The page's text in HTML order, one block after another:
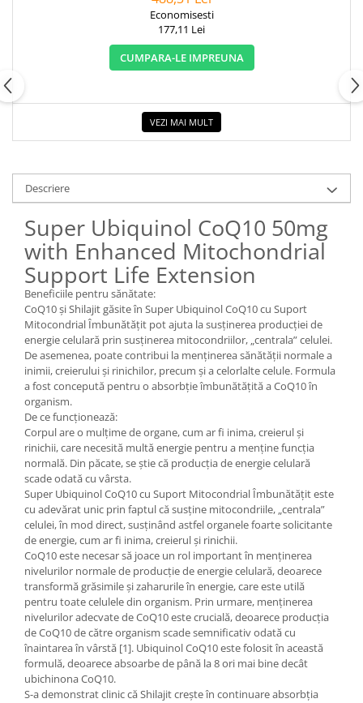
Economisesti
177,11 Lei
CUMPARA-LE IMPREUNA
VEZI MAI MULT
Descriere
Super Ubiquinol CoQ10 50mg
with Enhanced Mitochondrial
Support Life Extension
Beneficiile pentru sănătate:
CoQ10 și Shilajit găsite în Super Ubiquinol CoQ10 cu Suport
Mitocondrial Îmbunătățit pot ajuta la susținerea producției de
energie celulară prin susținerea mitocondriilor, „centrala” celulei.
De asemenea, poate contribui la menținerea sănătății normale a
inimii, creierului și rinichilor, precum și a celorlalte celule. Formula
a fost concepută pentru o absorbție îmbunătățită a CoQ10 în
organism.
De ce funcționează:
Corpul are o mulțime de organe, cum ar fi inima, creierul și
rinichii, care necesită multă energie pentru a menține funcția
normală. Din păcate, se știe că producția de energie celulară
scade odată cu vârsta.
Super Ubiquinol CoQ10 cu Suport Mitocondrial Îmbunătățit este
cu adevărat unic prin faptul că susține mitocondriile, „centrala”
celulei, în mod direct, susținând astfel organele foarte solicitante
de energie, cum ar fi inima, creierul și rinichii.
CoQ10 este necesar să joace un rol important în menținerea
nivelurilor normale de producție de energie celulară, deoarece
transformă grăsimile și zaharurile în energie, care este utilă
pentru toate celulele din organism. Prin urmare, menținerea
nivelurilor adecvate de CoQ10 este crucială, deoarece producția
de CoQ10 de către organism scade semnificativ odată cu
înaintarea în vârstă [1]. Ubiquinol CoQ10 este folosit în această
formulă, deoarece absoarbe de până la 8 ori mai bine decât
ubichinona CoQ10.
S-a demonstrat clinic că Shilajit crește în continuare absorbția